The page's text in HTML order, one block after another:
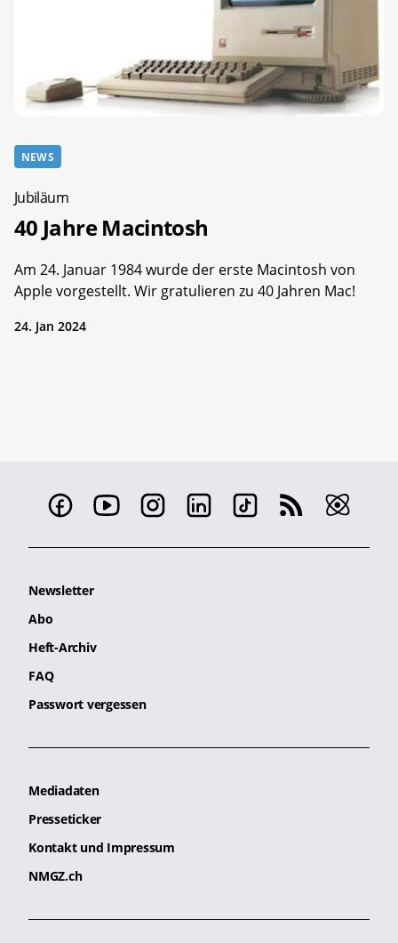
NEWS
Jubiläum
40 Jahre Macintosh
Am 24. Januar 1984 wurde der erste Macintosh von
Apple vorgestellt. Wir gratulieren zu 40 Jahren Mac!
24. Jan 2024
Newsletter
Abo
Heft-Archiv
FAQ
Passwort vergessen
Mediadaten
Presseticker
Kontakt und Impressum
NMGZ.ch